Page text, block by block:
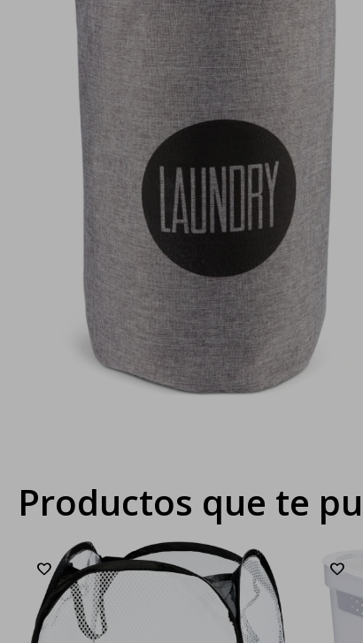
Productos que te